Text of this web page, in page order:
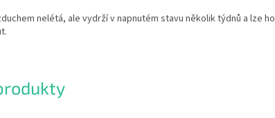
nelétá, ale vydrží v napnutém stavu několik týdnů a lze ho